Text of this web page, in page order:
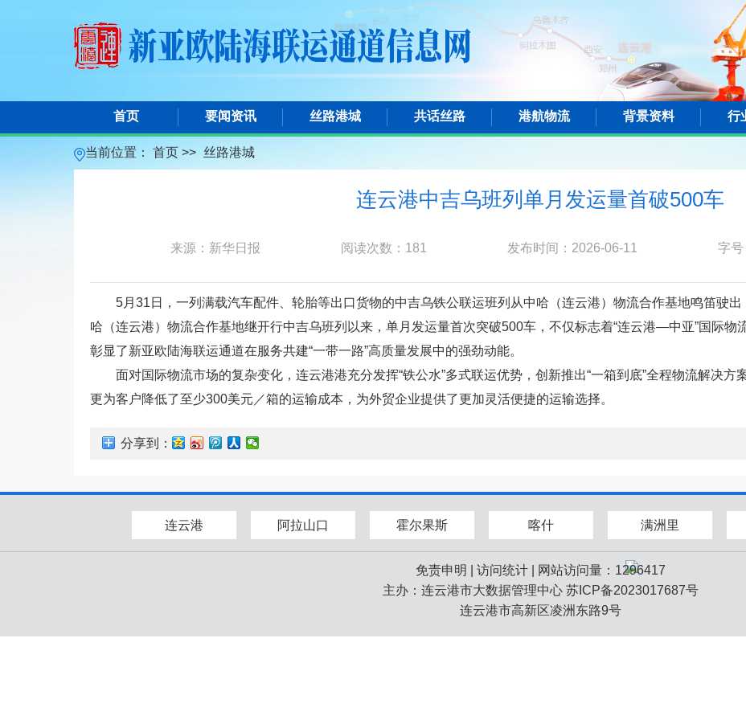
首页 要闻资讯 丝路港城 共话丝路 港航物流 背景资料 行
当前位置： 首页 >> 丝路港城
连云港中吉乌班列单月发运量首破500车
来源：新华日报 阅读次数： 181 发布时间：2026-06-11 字号
5月31日，一列满载汽车配件、轮胎等出口货物的中吉乌铁公联运班列从中哈（连云港）物流合作基地鸣笛驶
哈（连云港）物流合作基地继开行中吉乌班列以来，单月发运量首次突破500车，不仅标志着“连云港—中亚”国际物
彰显了新亚欧陆海联运通道在服务共建“一带一路”高质量发展中的强劲动能。
面对国际物流市场的复杂变化，连云港港充分发挥“铁公水”多式联运优势，创新推出“一箱到底”全程物流解决方
更为客户降低了至少300美元／箱的运输成本，为外贸企业提供了更加灵活便捷的运输选择。
分享到：
连云港 阿拉山口 霍尔果斯 喀什 满洲里
免责申明 访问统计| 网站访问量：1296417
主办：连云港市大数据管理中心 苏ICP备2023017687号
连云港市高新区凌洲东路9号